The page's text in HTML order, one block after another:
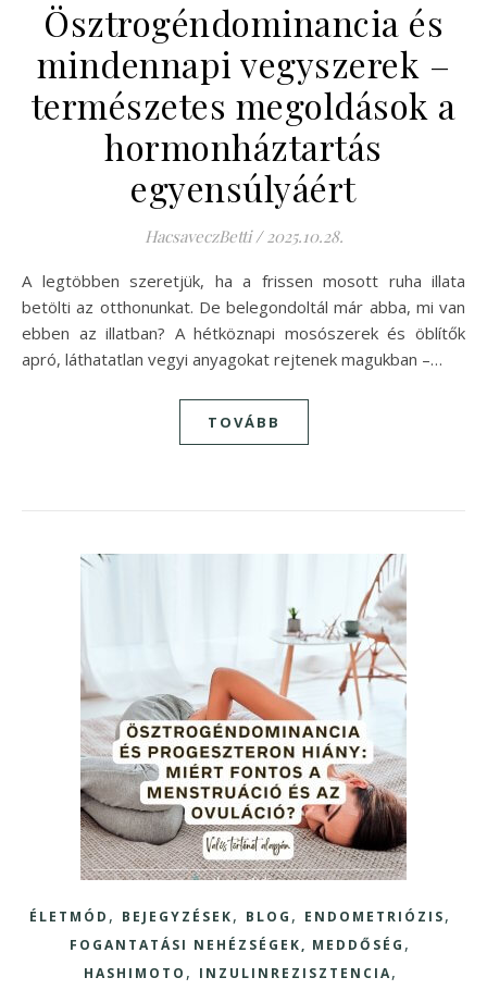
Ösztrogéndominancia és
mindennapi vegyszerek –
természetes megoldások a
hormonháztartás
egyensúlyáért
HacsaveczBetti / 2025.10.28.
A legtöbben szeretjük, ha a frissen mosott ruha illata
betölti az otthonunkat. De belegondoltál már abba, mi van
ebben az illatban? A hétköznapi mosószerek és öblítők
apró, láthatatlan vegyi anyagokat rejtenek magukban –…
TOVÁBB
ÉLETMÓD , BEJEGYZÉSEK, BLOG , ENDOMETRIÓZIS,
FOGANTATÁSI NEHÉZSÉGEK, MEDDŐSÉG ,
HASHIMOTO , INZULINREZISZTENCIA,